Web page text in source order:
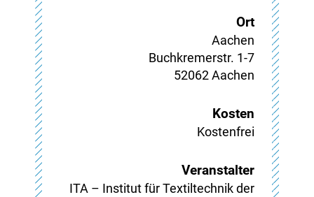
Ort
Aachen
Buchkremerstr. 1-7
52062 Aachen
Kosten
Kostenfrei
Veranstalter
ITA – Institut für Textiltechnik der